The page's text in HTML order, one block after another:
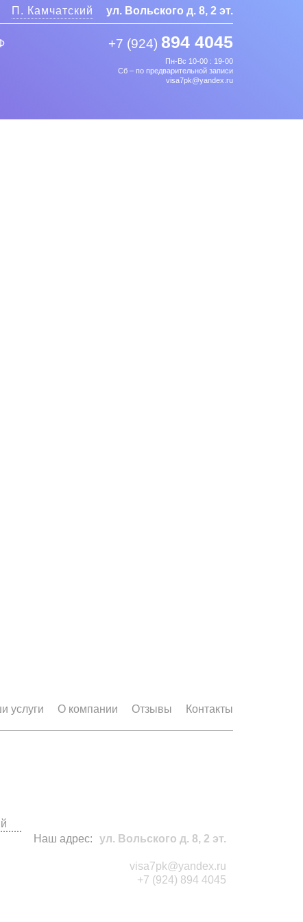
П. Камчатский ул. Вольского д. 8, 2 эт.
+7 (924) 894 4045
Пн-Вс 10-00 : 19-00
Сб – по предварительной записи
visa7pk@yandex.ru
услуги О компании Отзывы Контакты
Наш адрес:
ул. Вольского д. 8, 2 эт.
visa7pk@yandex.ru
+7 (924) 894 4045